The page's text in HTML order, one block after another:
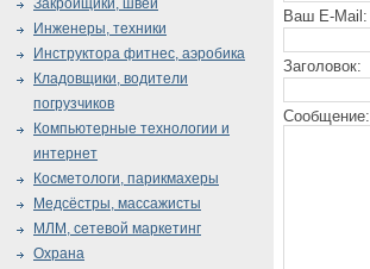
Ваш E-Mail:
Заголовок:
Сообщение:
Закройщики, швеи
Инженеры, техники
Инструктора фитнес, аэробика
Кладовщики, водители
погрузчиков
Компьютерные технологии и
интернет
Косметологи, парикмахеры
Медсёстры, массажисты
МЛМ, сетевой маркетинг
Охрана